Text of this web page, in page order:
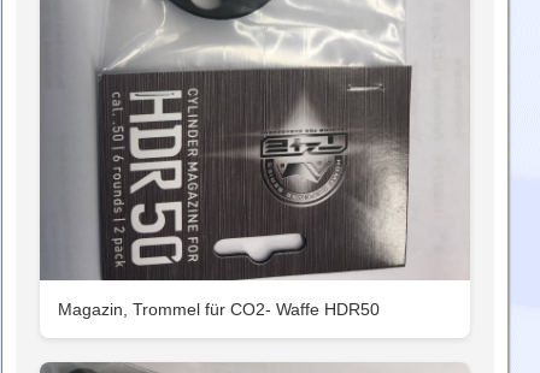
Magazin, Trommel für CO2- Waffe HDR50